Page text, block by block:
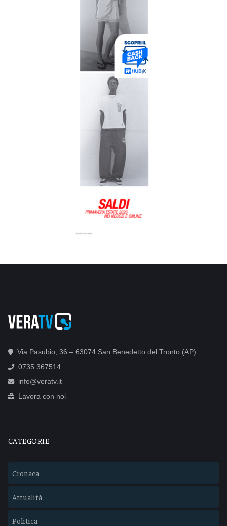
Via Pasubio, 36 – 63074 San Benedetto del Tronto (AP)
0735 367514
info@veratv.it
Lavora con noi
CATEGORIE
Cronaca
Attualità
Politica